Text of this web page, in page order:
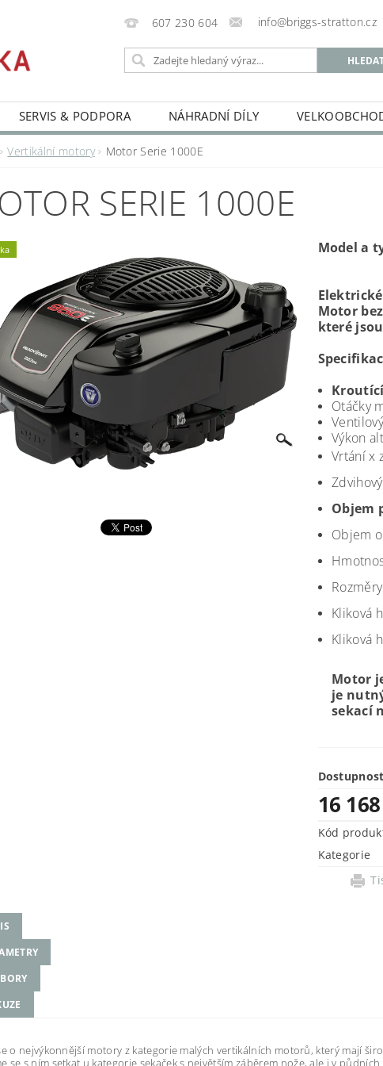
607 230 604 info@briggs-stratton.cz
SERVIS & PODPORA NÁHRADNÍ DÍLY
Vertikální motory Motor Serie 1000E
SERIE 1000E
Model a
Motor
které
Otáčky
Výkon
Vrtání x
Objem
Objem
Kliková
Kliková
Motor
je
sekací
Dostupnost
16
Kód
Kategorie
o nejvýkonnější motory z kategorie malých vertikálních motorů, který mají
se s ním setkat u kategorie sekaček s největším záběrem nože, ale i v